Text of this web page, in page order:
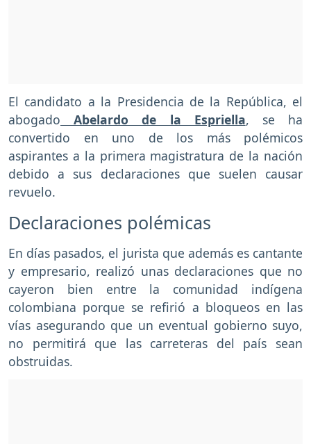
El candidato a la Presidencia de la República, el
abogado Abelardo de la Espriella, se ha
convertido en uno de los más polémicos
aspirantes a la primera magistratura de la nación
debido a sus declaraciones que suelen causar
revuelo.
Declaraciones polémicas
En días pasados, el jurista que además es cantante
y empresario, realizó unas declaraciones que no
cayeron bien entre la comunidad indígena
colombiana porque se refirió a bloqueos en las
vías asegurando que un eventual gobierno suyo,
no permitirá que las carreteras del país sean
obstruidas.